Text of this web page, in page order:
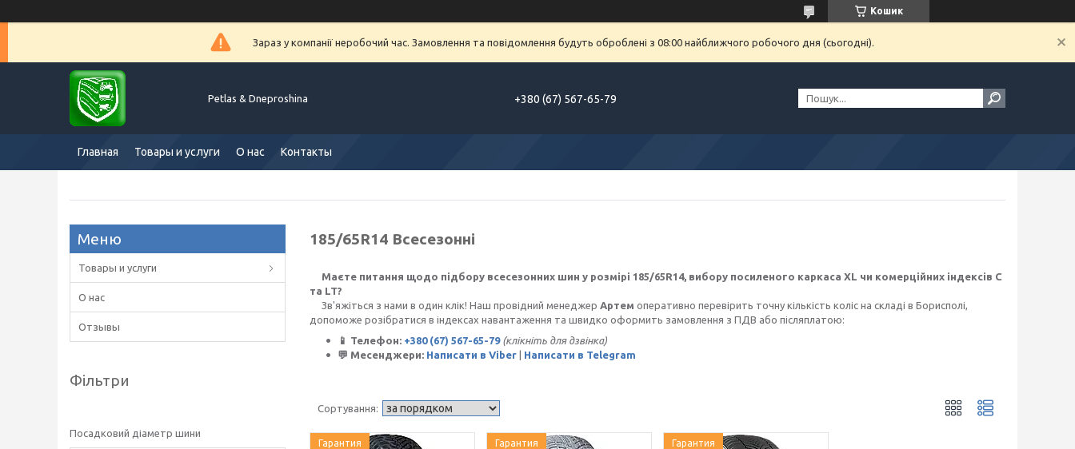
Кошик
Зараз у компанії неробочий час. Замовлення та повідомлення будуть оброблені з 08:00 найближчого робочого дня (сьогодні).
Petlas & Dneproshina +380 (67) 567-65-79
Главная Товары и услуги О нас Контакты
185/65R14 Всесезонні
Маєте питання щодо підбору всесезонних шин у розмірі 185/65R14, вибору посиленого каркаса XL чи комерційних індексів С
та LT?
Зв'яжіться з нами в один клік! Наш провідний менеджер Артем оперативно перевірить точну кількість коліс на складі в Борисполі,
допоможе розібратися в індексах навантаження та швидко оформить замовлення з ПДВ або післяплатою:
📱 Телефон: +380 (67) 567-65-79 (клікніть для дзвінка)
💬 Месенджери: Написати в Viber Написати в Telegram
Гарантия Гарантия Гарантия
Товары и услуги
О нас
Отзывы
Фільтри
Посадковий діаметр шини